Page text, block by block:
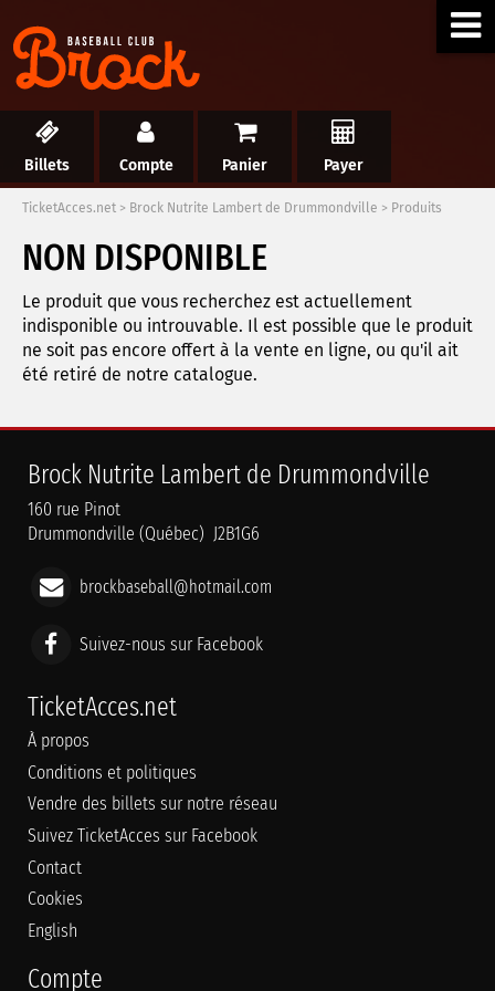
Billets Compte Panier Payer
TicketAcces.net > Brock Nutrite Lambert de Drummondville > Produits
NON DISPONIBLE
Le produit que vous recherchez est actuellement
indisponible ou introuvable. Il est possible que le produit
ne soit pas encore offert à la vente en ligne, ou qu'il ait
été retiré de notre catalogue.
Brock Nutrite Lambert de Drummondville
160 rue Pinot
Drummondville (Québec) J2B1G6
brockbaseball@hotmail.com
Suivez-nous sur Facebook
TicketAcces.net
À propos
Conditions et politiques
Vendre des billets sur notre réseau
Suivez TicketAcces sur Facebook
Contact
Cookies
English
Compte